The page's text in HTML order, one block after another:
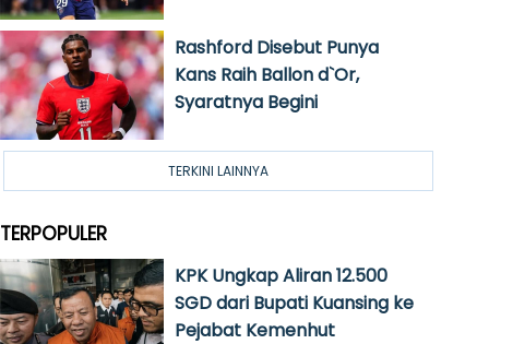
Rashford Disebut Punya
Kans Raih Ballon d`Or,
Syaratnya Begini
TERKINI LAINNYA
TERPOPULER
KPK Ungkap Aliran 12.500
SGD dari Bupati Kuansing ke
Pejabat Kemenhut